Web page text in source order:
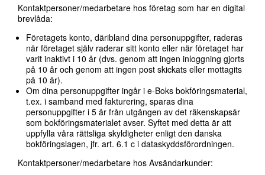
Kontaktpersoner/medarbetare hos företag som har en digital
brevlåda:
Företagets konto, däribland dina personuppgifter, raderas
när företaget själv raderar sitt konto eller när företaget har
varit inaktivt i 10 år (dvs. genom att ingen inloggning gjorts
på 10 år och genom att ingen post skickats eller mottagits
på 10 år).
Om dina personuppgifter ingår i e-Boks bokföringsmaterial,
t.ex. i samband med fakturering, sparas dina
personuppgifter i 5 år från utgången av det räkenskapsår
som bokföringsmaterialet avser. Syftet med detta är att
uppfylla våra rättsliga skyldigheter enligt den danska
bokföringslagen, jfr. art. 6.1 c i dataskyddsförordningen.
Kontaktpersoner/medarbetare hos Avsändarkunder: